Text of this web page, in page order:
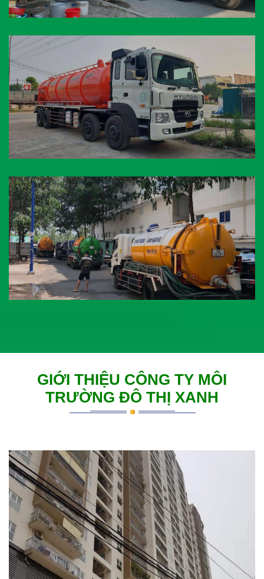
GIỚI THIỆU CÔNG TY MÔI
TRƯỜNG ĐÔ THỊ XANH